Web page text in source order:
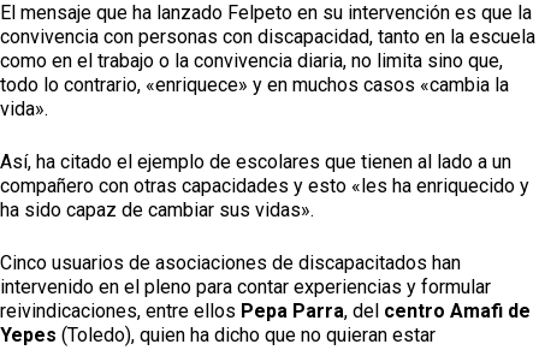
El mensaje que ha lanzado Felpeto en su intervención es que la
convivencia con personas con discapacidad, tanto en la escuela
como en el trabajo o la convivencia diaria, no limita sino que,
todo lo contrario, «enriquece» y en muchos casos «cambia la
vida».
Así, ha citado el ejemplo de escolares que tienen al lado a un
compañero con otras capacidades y esto «les ha enriquecido y
ha sido capaz de cambiar sus vidas».
Cinco usuarios de asociaciones de discapacitados han
intervenido en el pleno para contar experiencias y formular
reivindicaciones, entre ellos Pepa Parra, del centro Amafi de
Yepes (Toledo), quien ha dicho que no quieran estar